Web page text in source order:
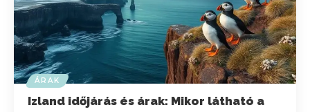
ÁRAK
Izland időjárás és árak: Mikor látható a